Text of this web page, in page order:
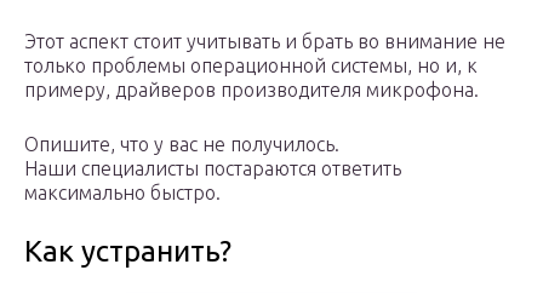
Этот аспект стоит учитывать и брать во внимание не
только проблемы операционной системы, но и, к
примеру, драйверов производителя микрофона.
Опишите, что у вас не получилось.
Наши специалисты постараются ответить
максимально быстро.
Как устранить?